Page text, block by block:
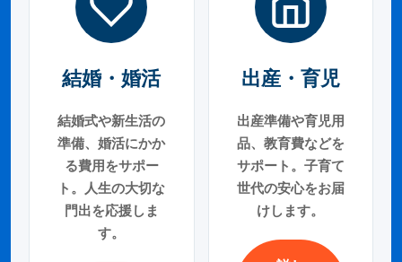
結婚・婚活
結婚式や新生活の
準備、婚活にかか
る費用をサポー
ト。人生の大切な
門出を応援しま
す。
出産・育児
出産準備や育児用
品、教育費などを
サポート。子育て
世代の安心をお届
けします。